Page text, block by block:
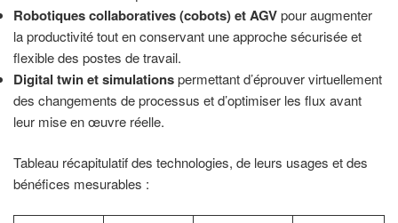
Robotiques collaboratives (cobots) et AGVpour augmenter
la productivité tout en conservant une approche sécurisée et
flexible des postes de travail.
Digital twin et simulationspermettant d’éprouver virtuellement
des changements de processus et d’optimiser les flux avant
leur mise en œuvre réelle.
Tableau récapitulatif des technologies, de leurs usages et des
bénéfices mesurables :